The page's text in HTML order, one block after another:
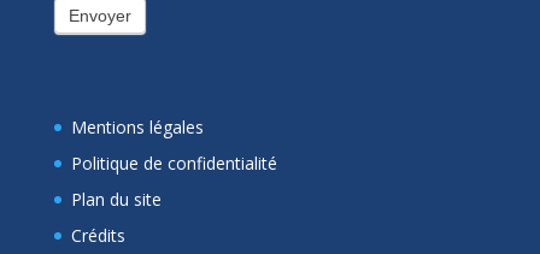
Envoyer
Mentions légales
Politique de confidentialité
Plan du site
Crédits